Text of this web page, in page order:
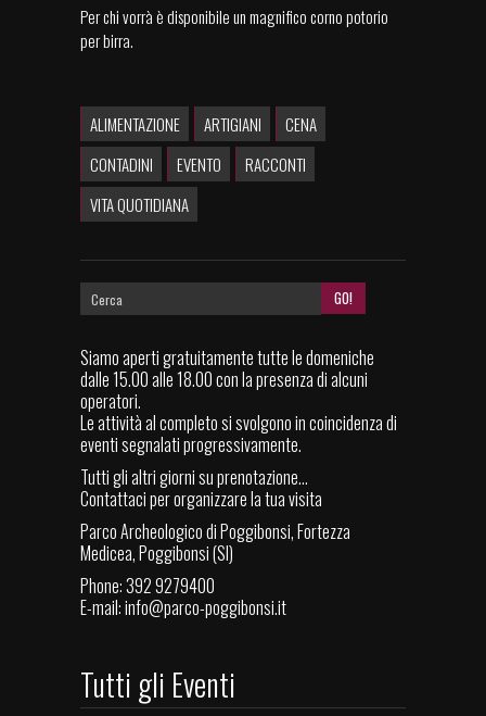
Per chi vorrà è disponibile un magnifico corno potorio
per birra.
ALIMENTAZIONE ARTIGIANI
CENA
CONTADINI
EVENTO
RACCONTI
VITA QUOTIDIANA
Siamo aperti gratuitamente tutte le domeniche
dalle 15.00 alle 18.00 con la presenza di alcuni
operatori.
Le attività al completo si svolgono in coincidenza di
eventi segnalati progressivamente.
Tutti gli altri giorni su prenotazione...
Contattaci per organizzare la tua visita
Parco Archeologico di Poggibonsi, Fortezza
Medicea, Poggibonsi (SI)
Phone: 392 9279400
E-mail:info@parco-poggibonsi.it
Tutti gli Eventi